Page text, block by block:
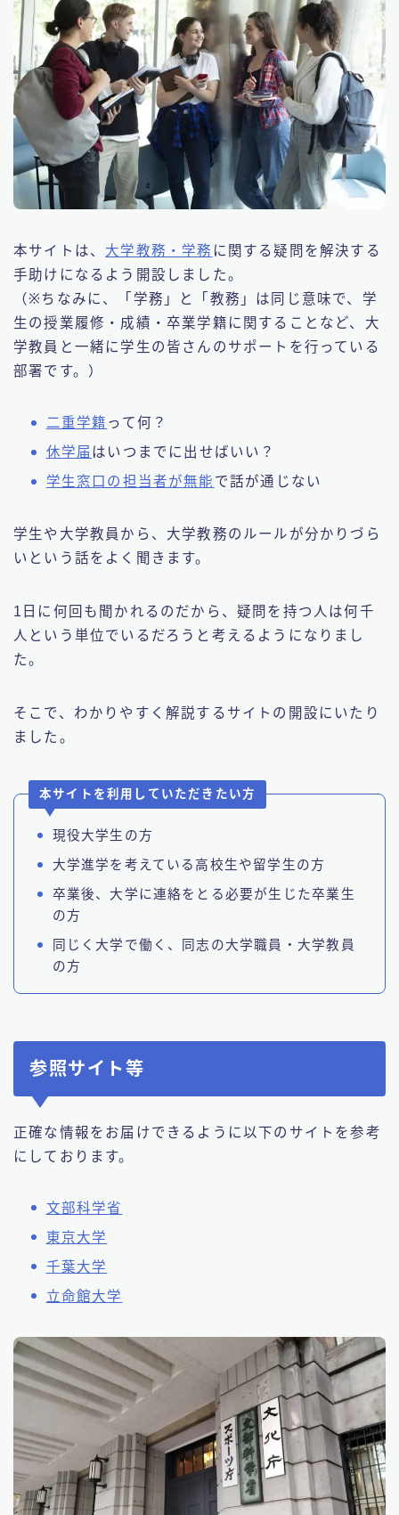
本サイトは、 大学教務・学務 に関する疑問を解決する
手助けになるよう開設しました。
（※ちなみに、「学務」と「教務」は同じ意味で、学
生の授業履修・成績・卒業学籍に関することなど、大
学教員と一緒に学生の皆さんのサポートを行っている
部署です。）
二重学籍 って何？
休学届 はいつまでに出せばいい？
学生窓口の担当者が無能 で話が通じない
学生や大学教員から、大学教務のルールが分かりづら
いという話をよく聞きます。
1日に何回も聞かれるのだから、疑問を持つ人は何千
人という単位でいるだろうと考えるようになりまし
た。
そこで、わかりやすく解説するサイトの開設にいたり
ました。
本サイトを利用していただきたい方
現役大学生の方
大学進学を考えている高校生や留学生の方
卒業後、大学に連絡をとる必要が生じた卒業生
の方
同じく大学で働く、同志の大学職員・大学教員
の方
参照サイト等
正確な情報をお届けできるように以下のサイトを参考
にしております。
文部科学省
東京大学
千葉大学
立命館大学